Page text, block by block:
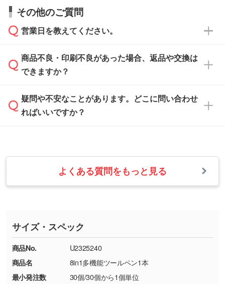
い合わせください。
なお、印刷用データの作り方に関する詳細は、
から添付してお送りください。
・解像度の低いデータをトレース/調整してほ
しい
解像度の低い画像や、手書きのイラスト、写真
などを、印刷に適したベクターデータに変換し
・フルカラーデータを1色に変換してほしい
・1色印刷でグラデーションや濃淡を表現した
い
す。→詳しく見る
・コーポレートカラーを使って印刷したい／印
刷色にこだわりがある
DIC・PANTONEなどのカラーチップの指定や、
相談いただきますと、担当スタッフがお客様の
ご希望や商品の本体色を確認し、印刷色をご提
本体色がブラック、ネイビーなど濃色の場合は
白色か淡い色の印刷色をおすすめしておりま
す。
本体色がナチュラルなど淡色の場合、印刷をく
っきりと目立たせたいときは濃い印刷色が、柔
らかい雰囲気にしたいときは淡い印刷色が映え
また、お選びいただいた印刷色が本体色に合わ
ない場合や仕上がりに影響しそうな場合は、ス
タッフから別の色をご案内することもございま
その他のご質問
営業日を教えてください。
営業日は平日の10:00～18:00で、土日祝日はお
休みとなります。注文・見積・お問い合わせ
速やかに対応いたします。
商品不良・印刷不良があった場合、返品や交換は
できますか？
お手数をお掛けいたしますが、至急担当スタッ
フまでご連絡ください。商品の状況を確認し、
・お届け時に商品が損傷・故障している場合
・ご注文と異なる商品が届いた場合
・印刷不良があった場合
※詳しくは「商品の良品基準について
ください。
【返品・交換ができない場合】
・お客様の元で商品を加工された場合、または
疑問や不安なことがあります。どこに問い合わせ
ればいいですか？
業日以内に担当スタッフよりメールにてご連絡
いたします。
お急ぎの場合はお電話でのご質問も受け付けて
TEL：0422-29-9911 営業時間10:00～
18:00(土日祝日除く)
お問い合わせフォームはこちら
よくある質問をもっと見る
サイズ・スペック
商品No.
U2325240
商品名
8in1多機能ツールペン1本
最小発注数
30個/30個から1個単位